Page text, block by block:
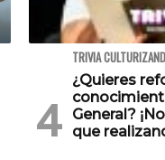
TRIVIA
¿Quieres
General?
que